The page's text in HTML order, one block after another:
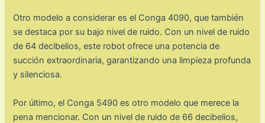
Otro modelo a considerar es el Conga 4090, que también
se destaca por su bajo nivel de ruido. Con un nivel de ruido
de 64 decibelios, este robot ofrece una potencia de
succión extraordinaria, garantizando una limpieza profunda
y silenciosa.
Por último, el Conga 5490 es otro modelo que merece la
pena mencionar. Con un nivel de ruido de 66 decibelios,